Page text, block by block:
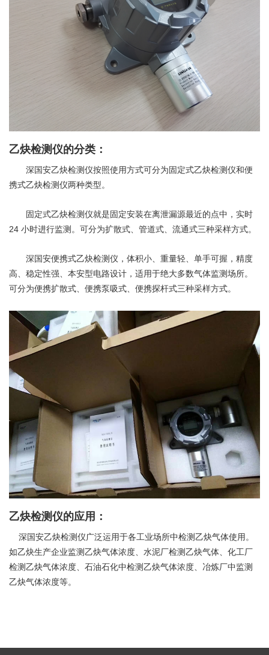
乙炔检测仪的分类：
深国安乙炔检测仪按照使用方式可分为固定式乙炔检测仪和便
携式乙炔检测仪两种类型。
固定式乙炔检测仪就是固定安装在离泄漏源最近的点中，实时
24 小时进行监测。可分为扩散式、管道式、流通式三种采样方式。
深国安便携式乙炔检测仪，体积小、重量轻、单手可握，精度
高、稳定性强、本安型电路设计，适用于绝大多数气体监测场所。
可分为便携扩散式、便携泵吸式、便携探杆式三种采样方式。
乙炔检测仪的应用：
深国安乙炔检测仪广泛运用于各工业场所中检测乙炔气体使用。
如乙炔生产企业监测乙炔气体浓度、水泥厂检测乙炔气体、化工厂
检测乙炔气体浓度、石油石化中检测乙炔气体浓度、冶炼厂中监测
乙炔气体浓度等。